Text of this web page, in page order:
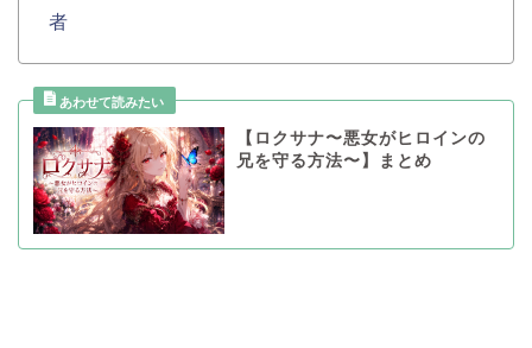
者
【ロクサナ〜悪女がヒロインの
兄を守る方法〜】まとめ